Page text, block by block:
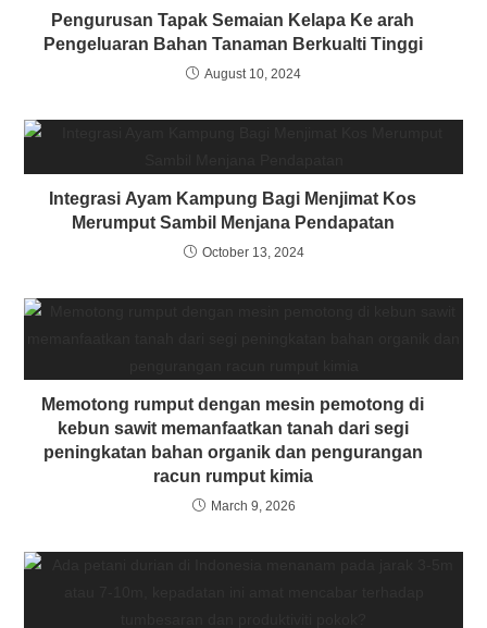
Pengurusan Tapak Semaian Kelapa Ke arah
Pengeluaran Bahan Tanaman Berkualti Tinggi
August 10, 2024
Integrasi Ayam Kampung Bagi Menjimat Kos
Merumput Sambil Menjana Pendapatan
October 13, 2024
Memotong rumput dengan mesin pemotong di
kebun sawit memanfaatkan tanah dari segi
peningkatan bahan organik dan pengurangan
racun rumput kimia
March 9, 2026